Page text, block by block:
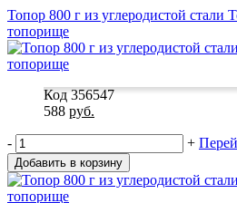
Топор 800 г из углеродистой стали
топорище
Код 356547
588 руб.
- +
Добавить в корзину